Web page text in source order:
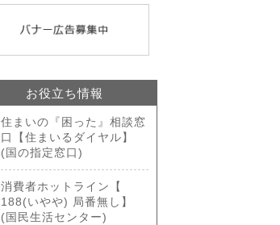
お役立ち情報
住まいの『困った』相談窓
口【住まいるダイヤル】
(国の指定窓口)
消費者ホットライン【
188(いやや) 局番無し】
(国民生活センター)